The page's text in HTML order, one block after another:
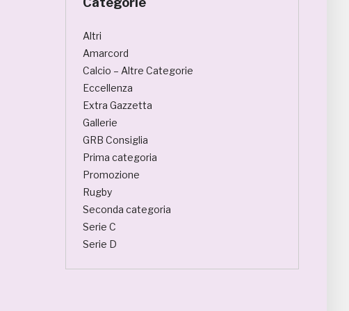
Altri
Amarcord
Calcio – Altre Categorie
Eccellenza
Extra Gazzetta
Gallerie
GRB Consiglia
Prima categoria
Promozione
Rugby
Seconda categoria
Serie C
Serie D